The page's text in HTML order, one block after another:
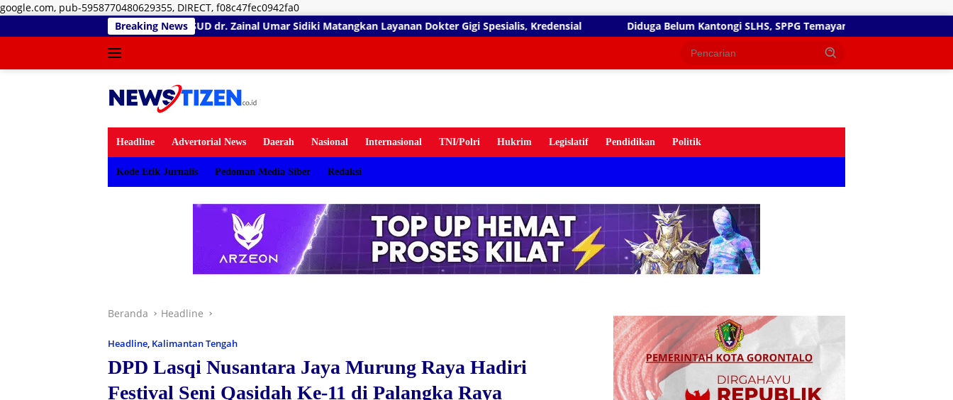
google.com, pub-5958770480629355, DIRECT, f08c47fec0942fa0Langsung
ke
konten
Breaking News
RSUD dr. Zainal Umar Sidiki Matangkan Layanan Dokter Gigi Spesialis, Kredensial Diduga Belum Kantongi SLHS, SPPG Temayang dan Tahulu Tetap Beroperasi, Pengamat
Headline Advertorial News Daerah Nasional Internasional TNI/Polri Hukrim Legislatif Pendidikan Politik
Kode Etik Jurnalis Pedoman Media Siber Redaksi
Beranda Headline
Headline, Kalimantan Tengah
DPD Lasqi Nusantara Jaya Murung Raya Hadiri
Festival Seni Qasidah Ke-11 di Palangka Raya